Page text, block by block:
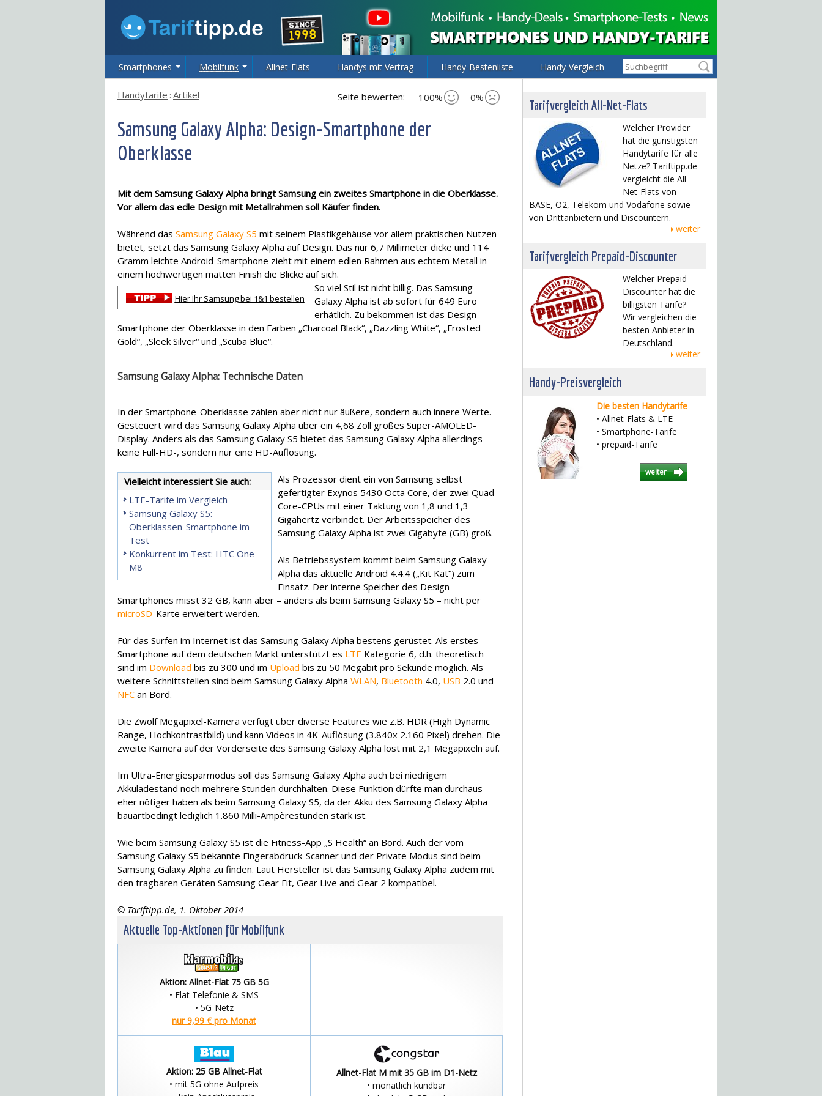
Smartphones Mobilfunk Allnet-Flats Handys mit Vertrag Handy-Bestenliste Handy-Vergleich
Seite bewerten: 100% 0%
Handytarife : Artikel
Samsung Galaxy Alpha: Design-Smartphone der
Oberklasse
Mit dem Samsung Galaxy Alpha bringt Samsung ein zweites Smartphone in die Oberklasse.
Vor allem das edle Design mit Metallrahmen soll Käufer finden.
Während das Samsung Galaxy S5 mit seinem Plastikgehäuse vor allem praktischen Nutzen
bietet, setzt das Samsung Galaxy Alpha auf Design. Das nur 6,7 Millimeter dicke und 114
Gramm leichte Android-Smartphone zieht mit einem edlen Rahmen aus echtem Metall in
einem hochwertigen matten Finish die Blicke auf sich.
Hier Ihr Samsung bei 1&1 bestellen
So viel Stil ist nicht billig. Das Samsung
Galaxy Alpha ist ab sofort für 649 Euro
erhätlich. Zu bekommen ist das Design-
Smartphone der Oberklasse in den Farben „Charcoal Black“, „Dazzling White“, „Frosted
Gold“, „Sleek Silver“ und „Scuba Blue“.
Samsung Galaxy Alpha: Technische Daten
In der Smartphone-Oberklasse zählen aber nicht nur äußere, sondern auch innere Werte.
Gesteuert wird das Samsung Galaxy Alpha über ein 4,68 Zoll großes Super-AMOLED-
Display. Anders als das Samsung Galaxy S5 bietet das Samsung Galaxy Alpha allerdings
keine Full-HD-, sondern nur eine HD-Auflösung.
Vielleicht interessiert Sie auch:
LTE-Tarife im Vergleich
Samsung Galaxy S5:
Oberklassen-Smartphone im
Test
Konkurrent im Test: HTC One
M8
Als Prozessor dient ein von Samsung selbst
gefertigter Exynos 5430 Octa Core, der zwei Quad-
Core-CPUs mit einer Taktung von 1,8 und 1,3
Gigahertz verbindet. Der Arbeitsspeicher des
Samsung Galaxy Alpha ist zwei Gigabyte (GB) groß.
Als Betriebssystem kommt beim Samsung Galaxy
Alpha das aktuelle Android 4.4.4 („Kit Kat“) zum
Einsatz. Der interne Speicher des Design-
Smartphones misst 32 GB, kann aber – anders als beim Samsung Galaxy S5 – nicht per
microSD-Karte erweitert werden.
Für das Surfen im Internet ist das Samsung Galaxy Alpha bestens gerüstet. Als erstes
Smartphone auf dem deutschen Markt unterstützt es LTE Kategorie 6, d.h. theoretisch
sind im Download bis zu 300 und im Upload bis zu 50 Megabit pro Sekunde möglich. Als
weitere Schnittstellen sind beim Samsung Galaxy Alpha WLAN, Bluetooth 4.0, USB 2.0 und
NFC an Bord.
Die Zwölf Megapixel-Kamera verfügt über diverse Features wie z.B. HDR (High Dynamic
Range, Hochkontrastbild) und kann Videos in 4K-Auflösung (3.840x 2.160 Pixel) drehen. Die
zweite Kamera auf der Vorderseite des Samsung Galaxy Alpha löst mit 2,1 Megapixeln auf.
Im Ultra-Energiesparmodus soll das Samsung Galaxy Alpha auch bei niedrigem
Akkuladestand noch mehrere Stunden durchhalten. Diese Funktion dürfte man durchaus
eher nötiger haben als beim Samsung Galaxy S5, da der Akku des Samsung Galaxy Alpha
bauartbedingt lediglich 1.860 Milli-Ampèrestunden stark ist.
Wie beim Samsung Galaxy S5 ist die Fitness-App „S Health“ an Bord. Auch der vom
Samsung Galaxy S5 bekannte Fingerabdruck-Scanner und der Private Modus sind beim
Samsung Galaxy Alpha zu finden. Laut Hersteller ist das Samsung Galaxy Alpha zudem mit
den tragbaren Geräten Samsung Gear Fit, Gear Live and Gear 2 kompatibel.
© Tariftipp.de, 1. Oktober 2014
Aktuelle Top-Aktionen für Mobilfunk
Aktion: Allnet-Flat 75 GB 5G
• Flat Telefonie & SMS
• 5G-Netz
nur 9,99 € pro Monat
Aktion: 25 GB Allnet-Flat
• mit 5G ohne Aufpreis
Allnet-Flat M mit 35 GB im D1-Netz
• monatlich kündbar
Tarifvergleich All-Net-Flats
Welcher Provider
hat die günstigsten
Handytarife für alle
Netze? Tariftipp.de
vergleicht die All-
Net-Flats von
BASE, O2, Telekom und Vodafone sowie
von Drittanbietern und Discountern.
weiter
Tarifvergleich Prepaid-Discounter
Welcher Prepaid-
Discounter hat die
billigsten Tarife?
Wir vergleichen die
besten Anbieter in
Deutschland.
weiter
Handy-Preisvergleich
Die besten Handytarife
• Allnet-Flats & LTE
• Smartphone-Tarife
• prepaid-Tarife
weiter